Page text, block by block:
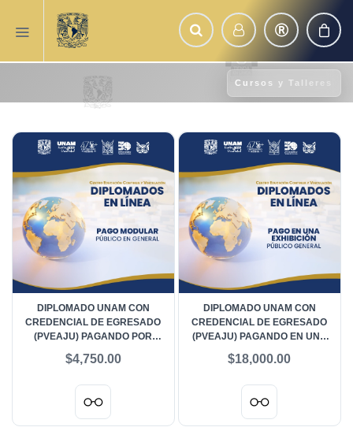
Cursos y Talleres
DIPLOMADO UNAM CON
CREDENCIAL DE EGRESADO
(PVEAJU) PAGANDO POR
$4,750.00
DIPLOMADO UNAM CON
CREDENCIAL DE EGRESADO
(PVEAJU) PAGANDO EN UNA
SOLA EXHIBICIÓN
$18,000.00